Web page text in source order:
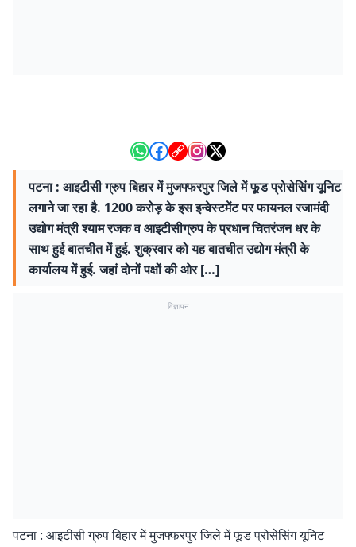
पटना : आइटीसी ग्रुप बिहार में मुजफ्फरपुर जिले में फूड प्रोसेसिंग यूनिट
लगाने जा रहा है. 1200 करोड़ के इस इन्वेस्टमेंट पर फायनल रजामंदी
उद्योग मंत्री श्याम रजक व आइटीसीग्रुप के प्रधान चितरंजन धर के
साथ हुई बातचीत में हुई. शुक्रवार को यह बातचीत उद्योग मंत्री के
कार्यालय में हुई. जहां दोनों पक्षों की ओर […]
विज्ञापन
पटना : आइटीसी ग्रुप बिहार में मुजफ्फरपुर जिले में फूड प्रोसेसिंग यूनिट